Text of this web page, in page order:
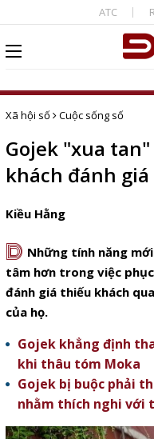
ATC
Xã hội số Cuộc sống số
Gojek "xua
khách đánh
Kiều Hằng
D Những tính năng
tâm hơn trong việc
đánh giá thiếu khách
của họ.
Gojek khẳng định
khi thâu tóm Moka
Gojek bị buộc phải
nhằm thích nghi với